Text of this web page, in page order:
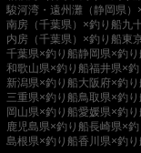
駿河湾・遠州灘（静岡県）
南房（千葉県）×釣り船九
内房（千葉県）×釣り船東
千葉県×釣り船静岡県×釣り
和歌山県×釣り船福井県×釣
新潟県×釣り船大阪府×釣り
三重県×釣り船鳥取県×釣り
岡山県×釣り船愛媛県×釣り
鹿児島県×釣り船長崎県×釣
島根県×釣り船香川県×釣り